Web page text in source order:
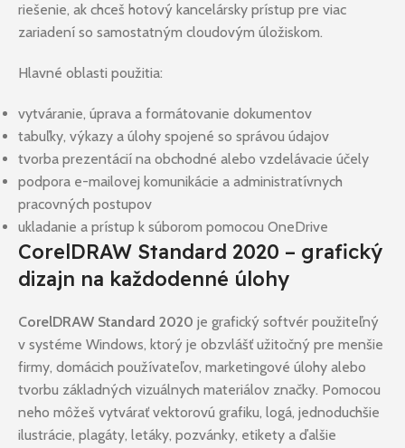
riešenie, ak chceš hotový kancelársky prístup pre viac
zariadení so samostatným cloudovým úložiskom.
Hlavné oblasti použitia:
vytváranie, úprava a formátovanie dokumentov
tabuľky, výkazy a úlohy spojené so správou údajov
tvorba prezentácií na obchodné alebo vzdelávacie účely
podpora e-mailovej komunikácie a administratívnych
pracovných postupov
ukladanie a prístup k súborom pomocou OneDrive
CorelDRAW Standard 2020 – grafický
dizajn na každodenné úlohy
CorelDRAW Standard 2020 je grafický softvér použiteľný
v systéme Windows, ktorý je obzvlášť užitočný pre menšie
firmy, domácich používateľov, marketingové úlohy alebo
tvorbu základných vizuálnych materiálov značky. Pomocou
neho môžeš vytvárať vektorovú grafiku, logá, jednoduchšie
ilustrácie, plagáty, letáky, pozvánky, etikety a ďalšie